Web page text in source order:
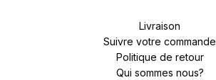
Livraison
Suivre votre commande
Politique de retour
Qui sommes nous?